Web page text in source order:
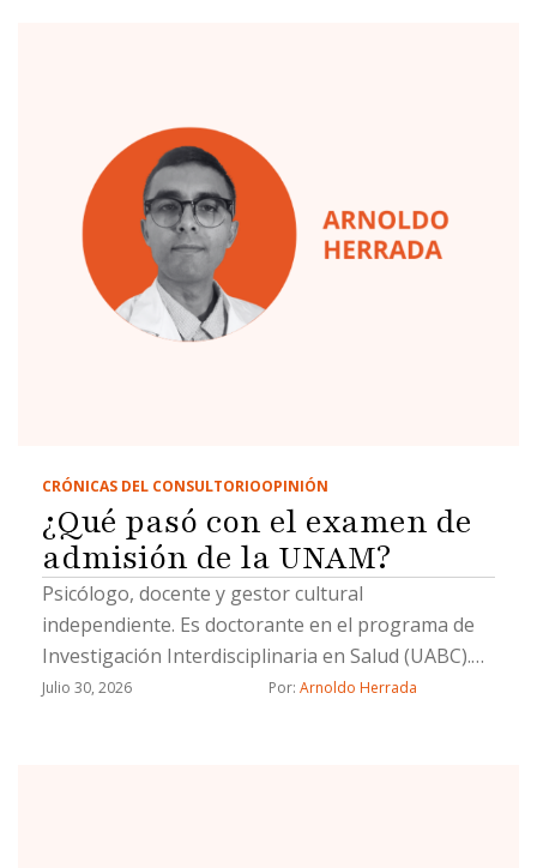
CRÓNICAS DEL CONSULTORIOOPINIÓN
¿Qué pasó con el examen de
admisión de la UNAM?
Psicólogo, docente y gestor cultural
independiente. Es doctorante en el programa de
Investigación Interdisciplinaria en Salud (UABC).
Su línea de investigación es la salud pública
Julio 30, 2026 Por: Arnoldo Herrada